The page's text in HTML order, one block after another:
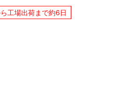
工場出荷まで約6日